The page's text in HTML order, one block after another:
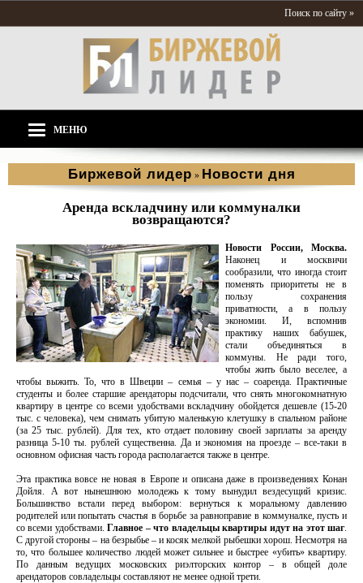
Поиск по сайту »
МЕНЮ
Биржевой лидер » Новости дня
Аренда вскладчину или коммуналки
возвращаются?
Новости России, Москва.
Наконец и москвичи
сообразили, что иногда стоит
поменять приоритеты не в
пользу сохранения
приватности, а в пользу
экономии. И, вспомнив
практику наших бабушек,
стали объединяться в
коммуны. Не ради того,
чтобы жить было веселее, а
чтобы выжить. То, что в Швеции – семья – у нас – соаренда. Практичные
студенты и более старшие арендаторы подсчитали, что снять многокомнатную
квартиру в центре со всеми удобствами вскладчину обойдется дешевле (15-20
тыс. с человека), чем снимать убитую маленькую клетушку в спальном районе
(за 25 тыс. рублей). Для тех, кто отдает половину своей зарплаты за аренду
разница 5-10 ты. рублей существенна. Да и экономия на проезде – все-таки в
основном офисная часть города располагается также в центре.
Эта практика вовсе не новая в Европе и описана даже в произведениях Конан
Дойля. А вот нынешнюю молодежь к тому вынудил вездесущий кризис.
Большинство встали перед выбором: вернуться к моральному давлению
родителей или попытать счастья в борьбе за равноправие в коммуналке, пусть и
со всеми удобствами.Главное – что владельцы квартиры идут на этот шаг.
С другой стороны – на безрыбье – и косяк мелкой рыбешки хорош. Несмотря на
то, что большее количество людей может сильнее и быстрее «убить» квартиру.
По данным ведущих московских риэлторских контор – в общей доле
арендаторов совладельцы составляют не менее одной трети.